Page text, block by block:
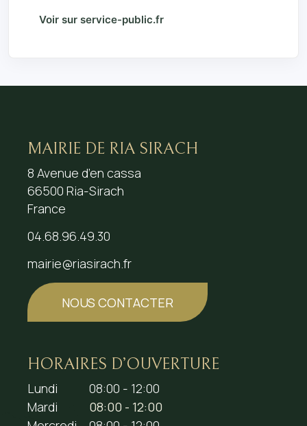
Voir sur service-public.fr
MAIRIE DE RIA SIRACH
8 Avenue d’en cassa
66500 Ria-Sirach
France
04.68.96.49.30
mairie@riasirach.fr
NOUS CONTACTER
HORAIRES D’OUVERTURE
Lundi
08:00 - 12:00
Mardi
08:00 - 12:00